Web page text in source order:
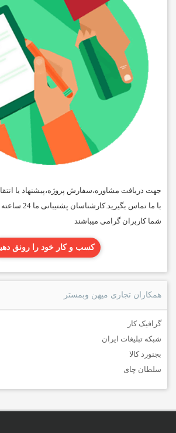
جهت دریافت مشاوره،سفارش پروژه،پیشنهاد یا
با ما تماس
شما کاربران گرامی میباشند
کسب و کار خود را رونق
همکاران تجاری میهن وبمستر
گرافیک کار
شبکه تبلیغات ایران
بجنورد کالا
سلطان چای